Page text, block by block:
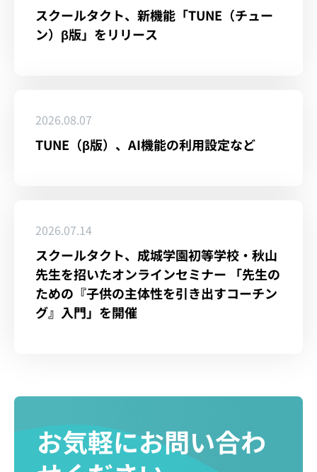
スクールタクト、新機能「TUNE（チュー
ン）β版」をリリース
2026.08.07
TUNE（β版）、AI機能の利用設定など
2026.07.14
スクールタクト、成城学園初等学校・秋山
先生を招いたオンラインセミナー 「先生の
ための『子供の主体性を引き出すコーチン
グ』入門」を開催
お気軽にお問い合わ